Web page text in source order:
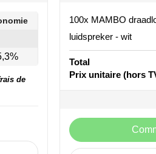
de
100x MAMBO
luidspreker - wit
Total
Prix unitaire(hors